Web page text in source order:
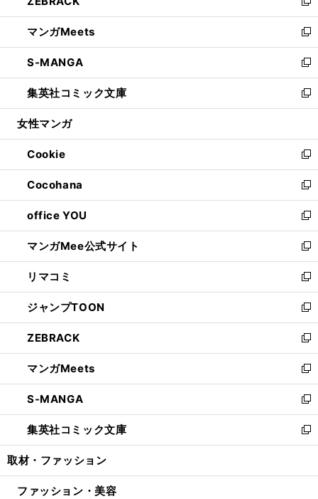
開
く
ウ
で
開
く
ィ
ン
ド
ウ
で
開
く
い
ウ
ィ
ン
ド
ウ
で
開
新
し
い
ウ
ィ
ン
ド
ウ
開
く
マンガMeets
新
し
い
ウ
ィ
ン
ウ
で
開
く
S-MANGA
新
し
い
ウ
ン
ド
ウ
で
開
く
集英社コミック文庫
新
し
ウ
ィ
ン
ド
ウ
で
開
く
女性マンガ
Cookie
新
し
い
ウ
ィ
ン
ド
ウ
で
開
く
Cocohana
新
し
い
ウ
ィ
ン
ド
ウ
で
開
く
office YOU
新
し
い
ウ
ィ
ン
ド
ウ
で
開
く
マンガMee公式サイト
新
し
い
ウ
ィ
ン
ド
ウ
で
開
く
リマコミ
新
し
い
ウ
ィ
ン
ド
ウ
で
開
く
ジャンプTOON
新
し
い
ウ
ィ
ン
ド
ウ
で
開
ZEBRACK
新
し
い
ウ
ィ
ン
ド
ウ
開
マンガMeets
新
し
い
ウ
ィ
ン
ウ
S-MANGA
新
し
い
ウ
ン
集英社コミック文庫
新
し
ウ
取材・ファッション
ファッション・美容